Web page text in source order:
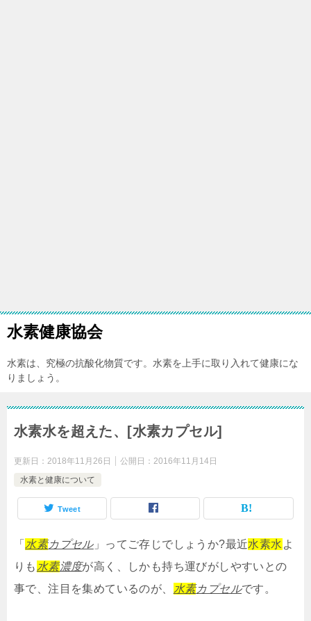
水素健康協会
水素は、究極の抗酸化物質です。水素を上手に取り入れて健康にな
りましょう。
水素水を超えた、[水素カプセル]
更新日： 2018年11月26日 公開日： 2016年11月14日
水素と健康について
Tweet
「 水素カプセル」ってご存じでしょうか?最近水素水 よ
りも 水素濃度が高く、しかも持ち運びがしやすいとの
事で、注目を集めているのが、
水素カプセルです。